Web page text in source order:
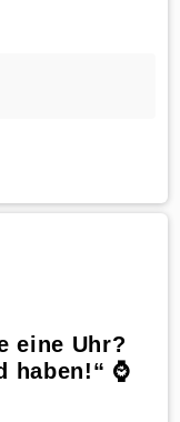
eine Uhr?
haben!“ ⌚️